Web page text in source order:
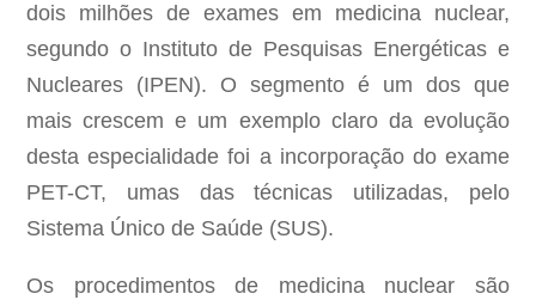
dois milhões de exames em medicina nuclear,
segundo o Instituto de Pesquisas Energéticas e
Nucleares (IPEN). O segmento é um dos que
mais crescem e um exemplo claro da evolução
desta especialidade foi a incorporação do exame
PET-CT, umas das técnicas utilizadas, pelo
Sistema Único de Saúde (SUS).
Os procedimentos de medicina nuclear são